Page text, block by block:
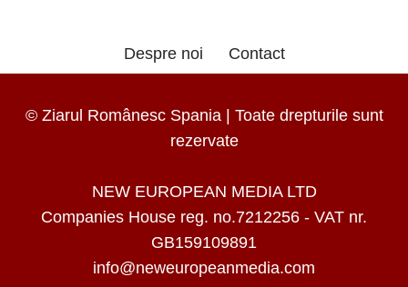
Despre noi Contact
© Ziarul Românesc Spania | Toate drepturile sunt
rezervate
NEW EUROPEAN MEDIA LTD
Companies House reg. no.7212256 - VAT nr.
GB159109891
info@neweuropeanmedia.com